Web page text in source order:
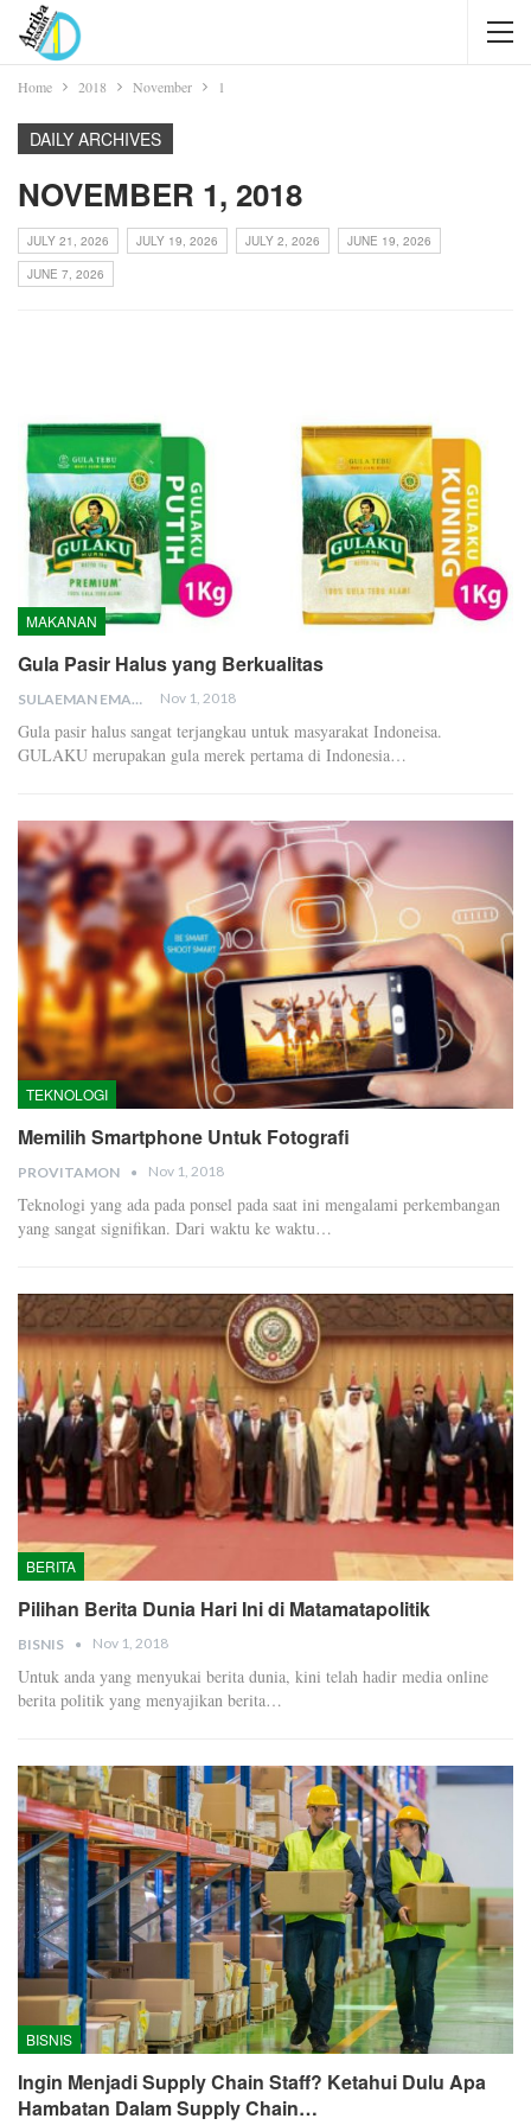
Home 2018 November 1
DAILY ARCHIVES
NOVEMBER 1, 2018
JULY 21, 2026 JULY 19, 2026 JULY 2, 2026
JUNE 19, 2026
JUNE 7, 2026
MAKANAN
Gula Pasir Halus yang Berkualitas
SULAEMAN EMAN Nov 1, 2018
Gula pasir halus sangat terjangkau untuk masyarakat Indoneisa.
GULAKU merupakan gula merek pertama di Indonesia…
TEKNOLOGI
Memilih Smartphone Untuk Fotografi
PROVITAMON Nov 1, 2018
Teknologi yang ada pada ponsel pada saat ini mengalami perkembangan
yang sangat signifikan. Dari waktu ke waktu…
BERITA
Pilihan Berita Dunia Hari Ini di Matamatapolitik
BISNIS Nov 1, 2018
Untuk anda yang menyukai berita dunia, kini telah hadir media online
berita politik yang menyajikan berita…
BISNIS
Ingin Menjadi Supply Chain Staff? Ketahui Dulu Apa
Hambatan Dalam Supply Chain…